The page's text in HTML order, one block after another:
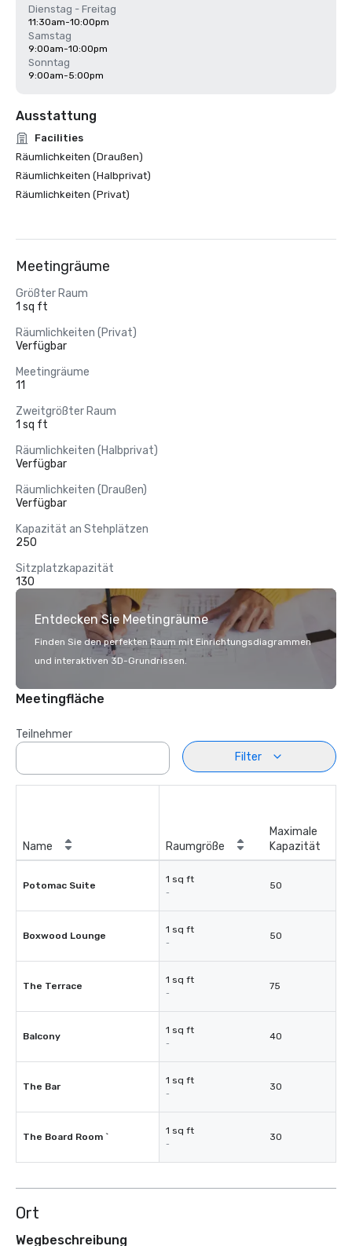
Dienstag - Freitag
11:30am-10:00pm
Samstag
9:00am-10:00pm
Sonntag
9:00am-5:00pm
Ausstattung
Facilities
Räumlichkeiten (Draußen)
Räumlichkeiten (Halbprivat)
Räumlichkeiten (Privat)
Meetingräume
Größter Raum
1 sq ft
Räumlichkeiten (Privat)
Verfügbar
Meetingräume
11
Zweitgrößter Raum
1 sq ft
Räumlichkeiten (Halbprivat)
Verfügbar
Räumlichkeiten (Draußen)
Verfügbar
Kapazität an Stehplätzen
250
Sitzplatzkapazität
130
Entdecken Sie Meetingräume
Finden Sie den perfekten Raum mit Einrichtungsdiagrammen
und interaktiven 3D-Grundrissen.
Meetingfläche
Teilnehmer
Filter
Name Raumgröße
Maximale
Kapazität
Potomac Suite
1 sq ft
-
50
Boxwood Lounge
1 sq ft
-
50
The Terrace
1 sq ft
-
75
Balcony
1 sq ft
-
40
The Bar
1 sq ft
-
30
The Board Room `
1 sq ft
-
30
Ort
Wegbeschreibung